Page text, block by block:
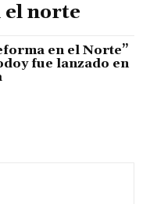
el norte
en el Norte”
fue lanzado en